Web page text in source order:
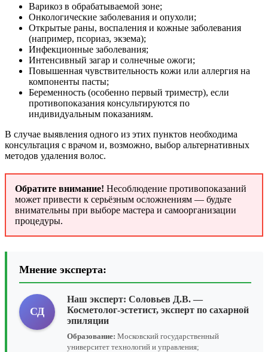
Варикоз в обрабатываемой зоне;
Онкологические заболевания и опухоли;
Открытые раны, воспаления и кожные заболевания
(например, псориаз, экзема);
Инфекционные заболевания;
Интенсивный загар и солнечные ожоги;
Повышенная чувствительность кожи или аллергия на
компоненты пасты;
Беременность (особенно первый триместр), если
противопоказания консультируются по
индивидуальным показаниям.
В случае выявления одного из этих пунктов необходима
консультация с врачом и, возможно, выбор альтернативных
методов удаления волос.
Обратите внимание! Несоблюдение противопоказаний
может привести к серьёзным осложнениям — будьте
внимательны при выборе мастера и самоорганизации
процедуры.
Мнение эксперта:
СД
Наш эксперт: Соловьев Д.В. —
Косметолог-эстетист, эксперт по сахарной
эпиляции
Образование: Московский государственный
университет технологий и управления;